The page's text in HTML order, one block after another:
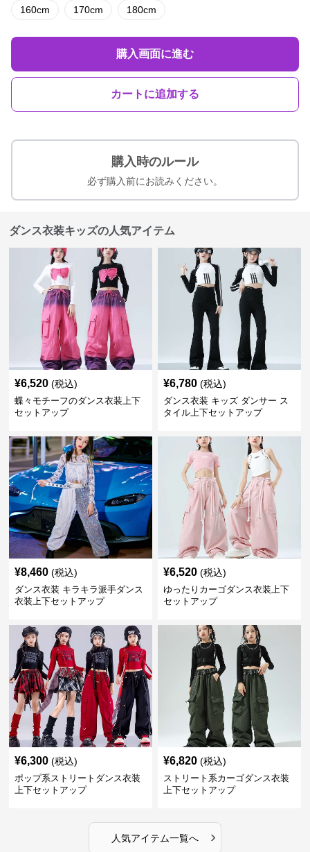
160cm 170cm 180cm
購入画面に進む
カートに追加する
購入時のルール
必ず購入前にお読みください。
ダンス衣装キッズの人気アイテム
¥6,520 (税込)
蝶々モチーフのダンス衣装上下
セットアップ
¥6,780 (税込)
ダンス衣装 キッズ ダンサー ス
タイル上下セットアップ
¥8,460 (税込)
ダンス衣装 キラキラ派手ダンス
衣装上下セットアップ
¥6,520 (税込)
ゆったりカーゴダンス衣装上下
セットアップ
¥6,300 (税込)
ポップ系ストリートダンス衣装
上下セットアップ
¥6,820 (税込)
ストリート系カーゴダンス衣装
上下セットアップ
人気アイテム一覧へ ›